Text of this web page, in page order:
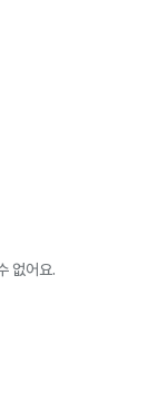
없어요.